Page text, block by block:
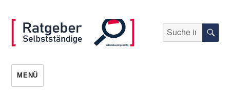
selbststaendigen.info
Suche
nach:
MENÜ